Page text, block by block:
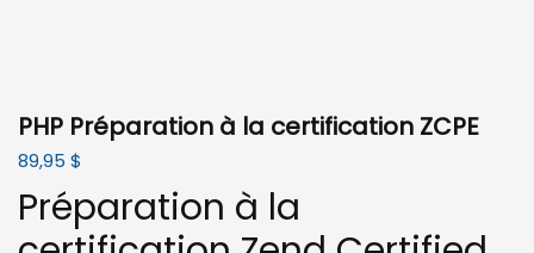
PHP Préparation à la certification ZCPE
89,95 $
Préparation à la